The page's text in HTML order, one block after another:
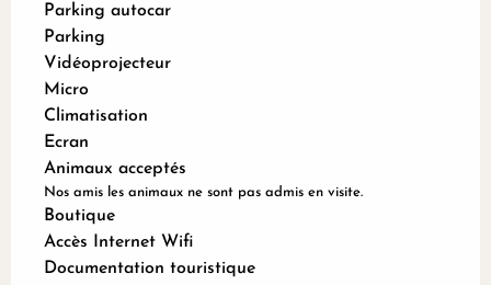
Parking autocar
Parking
Vidéoprojecteur
Micro
Climatisation
Ecran
Animaux acceptés
Nos amis les animaux ne sont pas admis en visite.
Boutique
Accès Internet Wifi
Documentation touristique